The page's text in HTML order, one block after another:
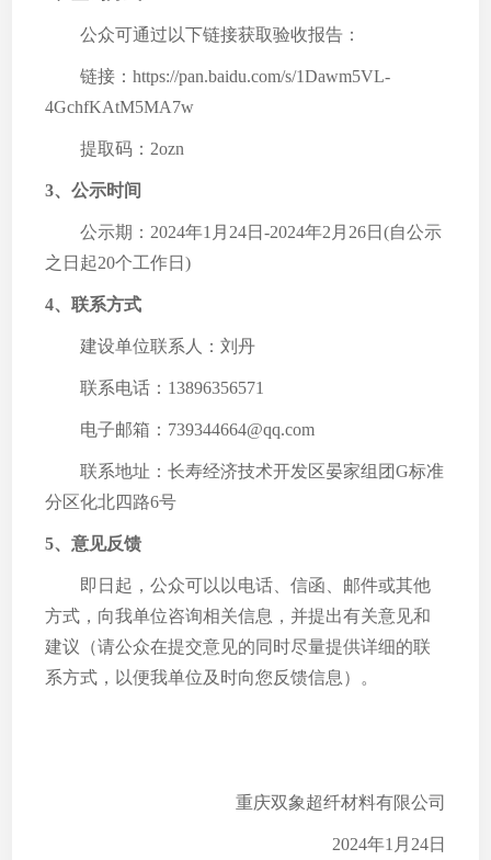
公众可通过以下链接获取验收报告：
链接：https://pan.baidu.com/s/1Dawm5VL-
4GchfKAtM5MA7w
提取码：2ozn
3、公示时间
公示期：2024年1月24日-2024年2月26日(自公示
之日起20个工作日)
4、联系方式
建设单位联系人：刘丹
联系电话：13896356571
电子邮箱：739344664@qq.com
联系地址：长寿经济技术开发区晏家组团G标准
分区化北四路6号
5、意见反馈
即日起，公众可以以电话、信函、邮件或其他
方式，向我单位咨询相关信息，并提出有关意见和
建议（请公众在提交意见的同时尽量提供详细的联
系方式，以便我单位及时向您反馈信息）。
重庆双象超纤材料有限公司
2024年1月24日